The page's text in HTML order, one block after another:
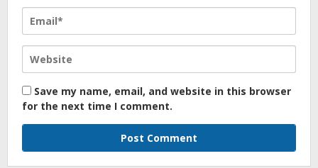
Save my name, email, and website in this browser
for the next time I comment.